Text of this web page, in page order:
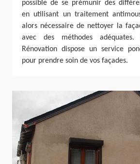
possible de se prémunir des
en utilisant un traitement
alors nécessaire de nettoyer la
avec des méthodes
Rénovation dispose un service
pour prendre soin de vos façades.